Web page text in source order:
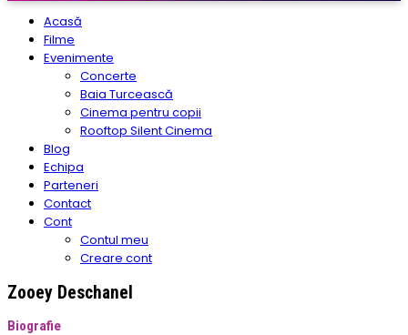
Acasă
Filme
Evenimente
Concerte
Baia Turcească
Cinema pentru copii
Rooftop Silent Cinema
Blog
Echipa
Parteneri
Contact
Cont
Contul meu
Creare cont
Zooey Deschanel
Biografie